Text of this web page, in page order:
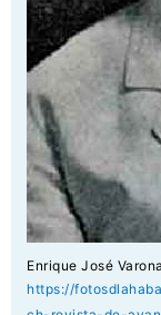
Enrique José
https://